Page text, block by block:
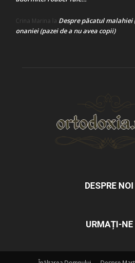
Crina Marina la Despre păcatul
onaniei (pazei de a nu avea copii)
DESPRE NOI
URMAȚI-NE